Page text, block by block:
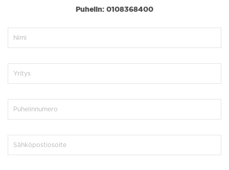
Puhelin: 0108368400